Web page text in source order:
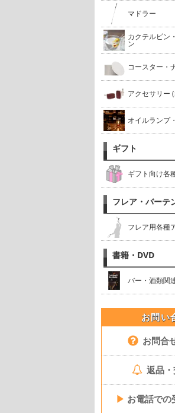
マドラー
カクテルピン
ン
コースター・
アクセサリー
オイルランプ
ギフト
ギフト向け各
フレア・バーテ
フレア用各種
書籍・DVD
バー・酒類関
お問い
お問合
返品
▶ お電話での